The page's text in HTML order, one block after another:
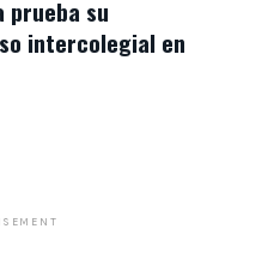
prueba su
intercolegial en